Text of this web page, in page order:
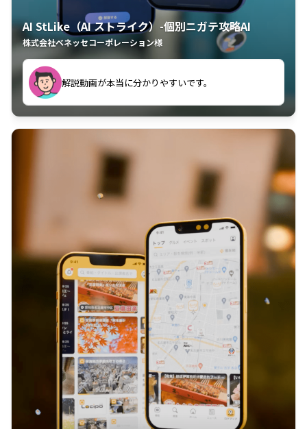
AI StLike（AI ストライク）-個別ニガテ攻略AI
株式会社ベネッセコーポレーション様
古文漢文を主に使わせていただいているが、復習する
のに非常に役立っている。
解説動画が本当に分かりやすいです。